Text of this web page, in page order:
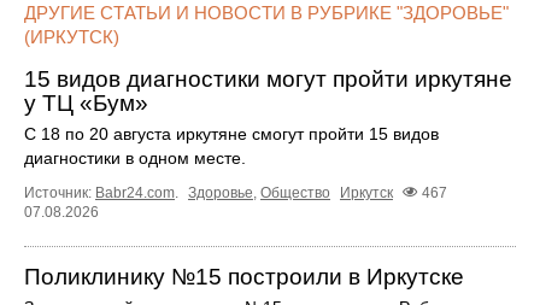
ДРУГИЕ СТАТЬИ И НОВОСТИ В РУБРИКЕ "ЗДОРОВЬЕ"
(ИРКУТСК)
15 видов диагностики могут пройти иркутяне
у ТЦ «Бум»
С 18 по 20 августа иркутяне смогут пройти 15 видов
диагностики в одном месте.
Источник: Babr24.com. Здоровье, Общество Иркутск
467
07.08.2026
Поликлинику №15 построили в Иркутске